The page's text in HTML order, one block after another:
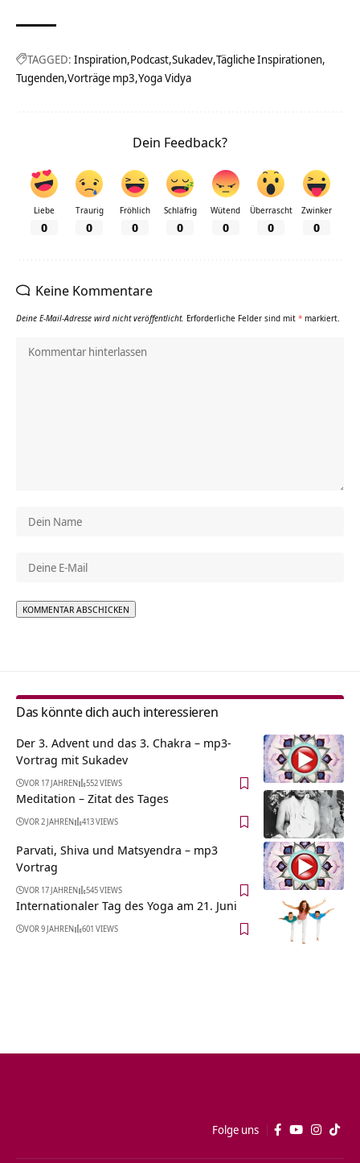
TAGGED: Inspiration Podcast Sukadev Tägliche Inspirationen
Tugenden Vorträge mp3 Yoga Vidya
Dein Feedback?
Liebe
0
Traurig
0
Fröhlich
0
Schläfrig
0
Wütend
0
Überrascht
0
Zwinker
0
Keine Kommentare
Deine E-Mail-Adresse wird nicht veröffentlicht. Erforderliche Felder sind mit * markiert.
Das könnte dich auch interessieren
Der 3. Advent und das 3. Chakra – mp3-
Vortrag mit Sukadev
VOR 17 JAHREN 552 VIEWS
Meditation – Zitat des Tages
VOR 2 JAHREN 413 VIEWS
Parvati, Shiva und Matsyendra – mp3
Vortrag
VOR 17 JAHREN 545 VIEWS
Internationaler Tag des Yoga am 21. Juni
VOR 9 JAHREN 601 VIEWS
Folge uns